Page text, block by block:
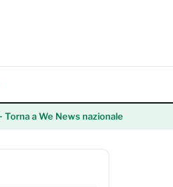
Torna a We News nazionale